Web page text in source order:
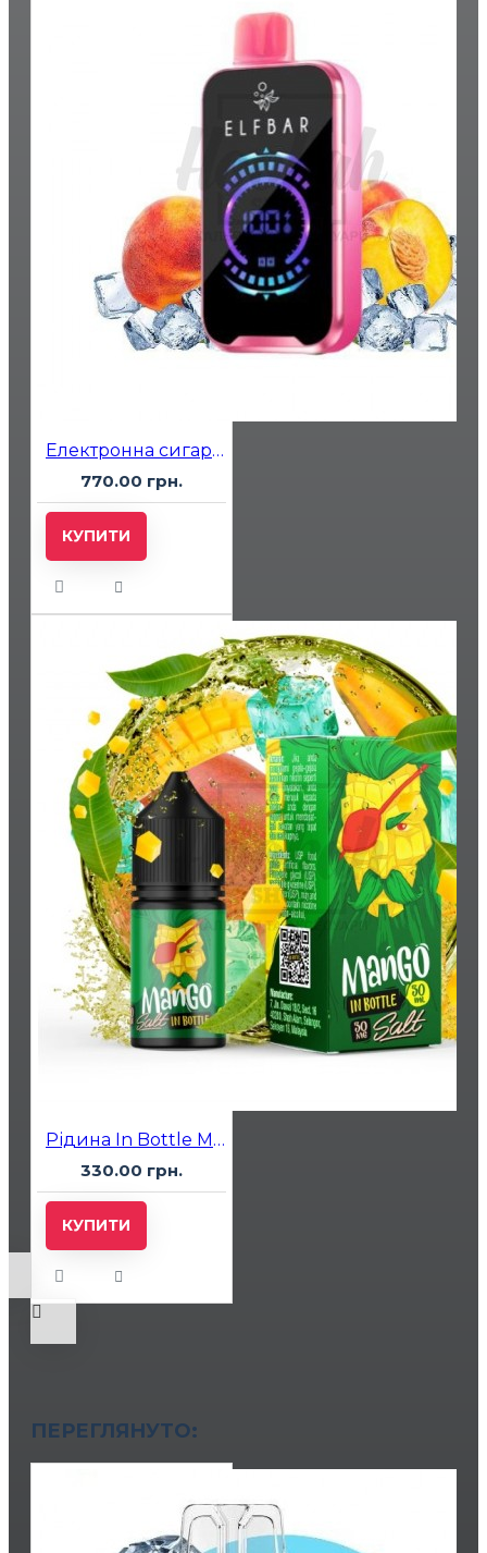
Електронна сигарета Elf Bar RAYA D2 20000 Peach Ice (Персик Лід)
770.00 грн.
КУПИТИ
Рідина In Bottle Mango (Манго) 30мл 5%
330.00 грн.
КУПИТИ
ПЕРЕГЛЯНУТО: